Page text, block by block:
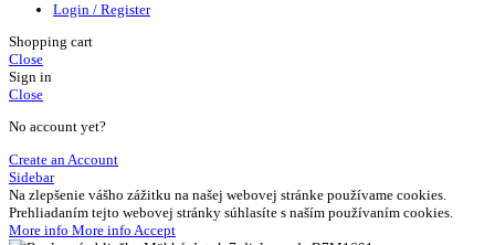
Login / Register
Shopping cart
Close
Sign in
Close
No account yet?
Create an Account
Sidebar
Na zlepšenie vášho zážitku na našej webovej stránke používame cookies.
Prehliadaním tejto webovej stránky súhlasíte s naším používaním cookies.
More info More info Accept